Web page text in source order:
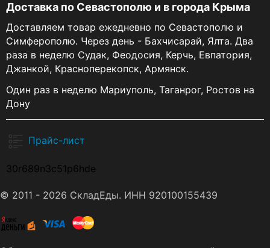
Доставка по Севастополю и в города Крыма
Доставляем товар ежедневно по Севастополю и
Симферополю. Через день - Бахчисарай, Ялта. Два
раза в неделю Судак, Феодосия, Керчь, Евпатория,
Джанкой, Красноперекопск, Армянск.
Один раз в неделю Мариуполь, Таганрог, Ростов на
Дону
Прайс-лист
30r689n3c51p6hde
© 2011 - 2026 СкладЕды. ИНН 920100155439